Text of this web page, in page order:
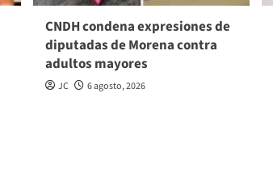
CNDH condena expresiones de
diputadas de Morena contra
adultos mayores
JC 6 agosto, 2026